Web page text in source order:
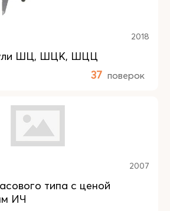
2018
ШЦ, ШЦК, ШЦЦ
37 поверок
2007
типа с ценой
ИЧ